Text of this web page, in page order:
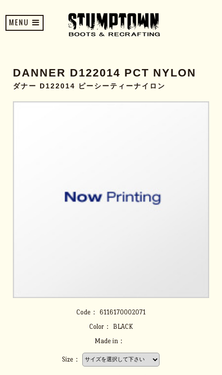
MENU
DANNER D122014 PCT NYLON
ダナー D122014 ピーシーティーナイロン
Code：
6116170002071
Color：
BLACK
Made in：
Size：